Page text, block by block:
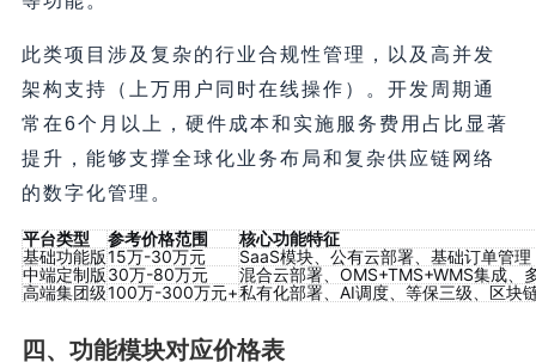
此类项目涉及复杂的行业合规性管理，以及高并发
架构支持（上万用户同时在线操作）。开发周期通
常在6个月以上，硬件成本和实施服务费用占比显著
提升，能够支撑全球化业务布局和复杂供应链网络
的数字化管理。
平台类型 参考价格范围
核心功能特征
基础功能版15万-30万元
SaaS模块、公有云部署、基础订单管理
中端定制版30万-80万元
混合云部署、OMS+TMS+WMS集成、
高端集团级100万-300万元+私有化部署、AI调度、等保三级、区块
四、功能模块对应价格表